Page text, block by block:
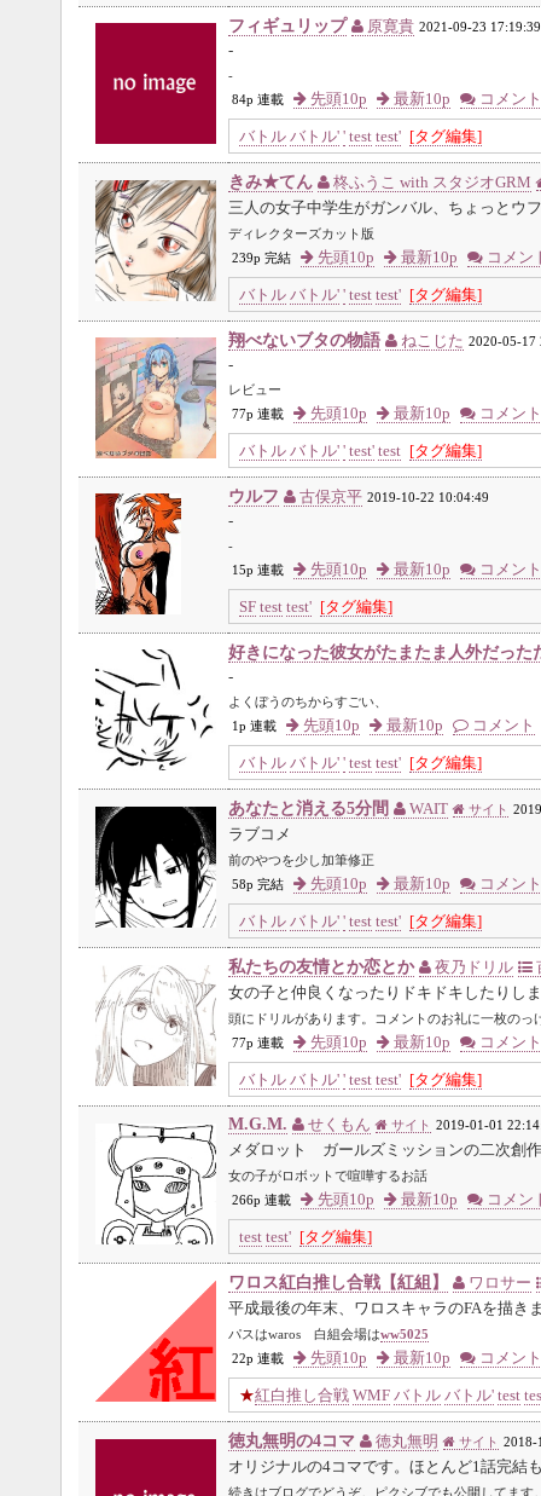
フィギュリップ 原寛貴 2021-09-23 17:19:39
-
-
84p 連載
先頭10p 最新10p コメント
バトル バトル' ' test test' [タグ編集]
きみ★てん
柊ふうこ with スタジオGRM
三人の女子中学生がガンバル、ちょっとウ
ディレクターズカット版
239p 完結
先頭10p 最新10p コメン
バトル バトル' ' test test' [タグ編集]
翔べないブタの物語 ねこじた 2020-05-17
-
レビュー
77p 連載
先頭10p 最新10p コメント
バトル バトル' ' test' test [タグ編集]
ウルフ 古俣京平 2019-10-22 10:04:49
-
-
15p 連載
先頭10p 最新10p コメント
SF test test' [タグ編集]
好きになった彼女がたまたま人外だっ
-
よくぼうのちからすごい、
1p 連載
先頭10p 最新10p コメント
バトル バトル' ' test test' [タグ編集]
あなたと消える5分間 WAIT サイト
ラブコメ
前のやつを少し加筆修正
58p 完結
先頭10p 最新10p コメント
バトル バトル' ' test test' [タグ編集]
私たちの友情とか恋とか 夜乃ドリル
女の子と仲良くなったりドキドキしたりし
頭にドリルがあります。コメントのお礼に一枚のっ
77p 連載
先頭10p 最新10p コメント
バトル バトル' ' test test' [タグ編集]
M.G.M. せくもん サイト 2019-01-01
メダロット ガールズミッションの二次創
女の子がロボットで喧嘩するお話
266p 連載
先頭10p 最新10p コメン
test test' [タグ編集]
ワロス紅白推し合戦【紅組】
ワロサー
平成最後の年末、ワロスキャラのFAを描き
パスはwaros 白組会場はww5025
22p 連載
先頭10p 最新10p コメント
★紅白推し合戦 WMF バトル バトル' test
徳丸無明の4コマ 徳丸無明 サイト 2018-
オリジナルの4コマです。ほとんど1話完結
続きはブログでどうぞ。ピクシブでも公開してます